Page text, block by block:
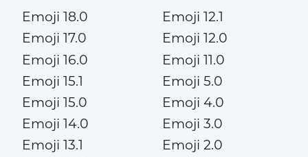
Emoji 18.0
Emoji 17.0
Emoji 16.0
Emoji 15.1
Emoji 15.0
Emoji 14.0
Emoji 13.1
Emoji 12.1
Emoji 12.0
Emoji 11.0
Emoji 5.0
Emoji 4.0
Emoji 3.0
Emoji 2.0